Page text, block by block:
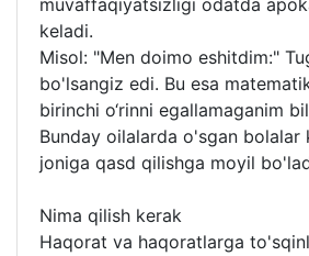
muvaffaqiyatsizligi odatda
keladi.
Misol: "Men doimo eshitdim:"
bo'lsangiz edi. Bu esa
birinchi o‘rinni egallamaganim
Bunday oilalarda o'sgan bolalar
joniga qasd qilishga moyil
Nima qilish kerak
Haqorat va haqoratlarga